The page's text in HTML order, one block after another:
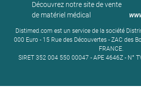
Découvrez notre site de vente
de matériel médical
Distimed.com est un service de la société
000 Euro - 15 Rue des Découvertes - ZAC des
FRANCE.
SIRET 352 004 550 00047 - APE 4646Z - N°